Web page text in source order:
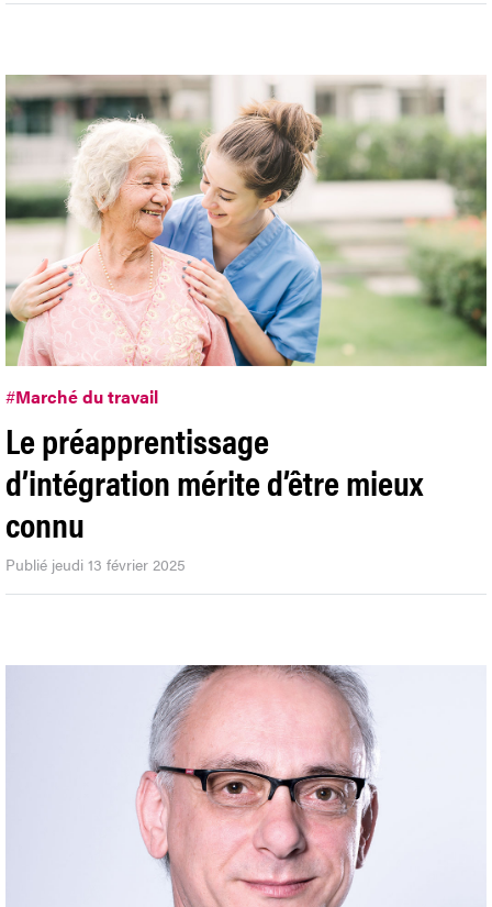
#Marché du travail
Le préapprentissage
d’intégration mérite d’être mieux
connu
Publié jeudi 13 février 2025